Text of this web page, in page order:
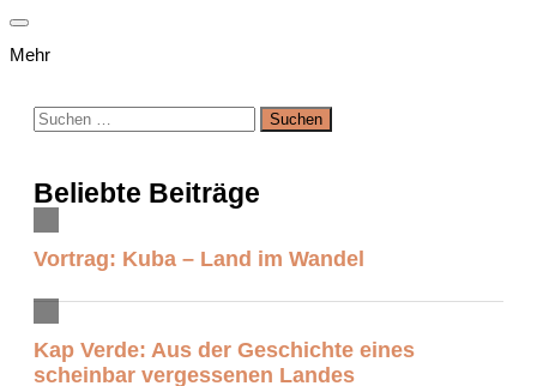
Mehr
Suchen
nach:
Beliebte Beiträge
Vortrag: Kuba – Land im Wandel
Kap Verde: Aus der Geschichte eines
scheinbar vergessenen Landes